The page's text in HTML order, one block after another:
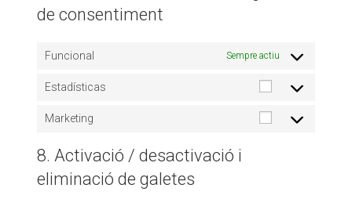
de consentiment
Funcional Sempre actiu
Estadísticas
Marketing
8. Activació / desactivació i
eliminació de galetes